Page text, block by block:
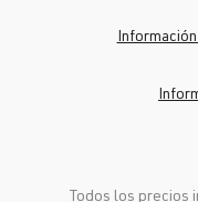
Todos los precios